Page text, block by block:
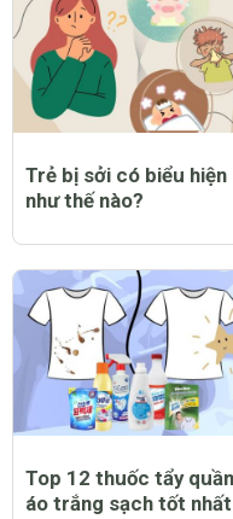
Trẻ bị sởi có biểu hiện
như thế nào?
Top 12 thuốc tẩy quần
áo trắng sạch tốt nhất